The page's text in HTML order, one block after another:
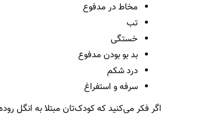
مخاط در مدفوع
تب
خستگی
بد بو بودن مدفوع
درد شکم
سرفه و استفراغ
اگر فکر می‌کنید که کودک‌تان مبتلا به انگل